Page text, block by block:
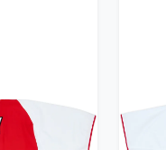
Shirt
- (XL)